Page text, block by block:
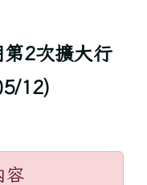
2次擴大行
12)
容